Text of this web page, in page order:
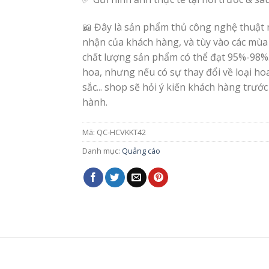
📖 Đây là sản phẩm thủ công nghệ thuật
nhận của khách hàng, và tùy vào các
chất lượng sản phẩm có thể đạt 95%-
hoa, nhưng nếu có sự thay đổi về loại
sắc... shop sẽ hỏi ý kiến khách hàng
hành.
Mã: QC-HCVKKT42
Danh mục: Quảng cáo